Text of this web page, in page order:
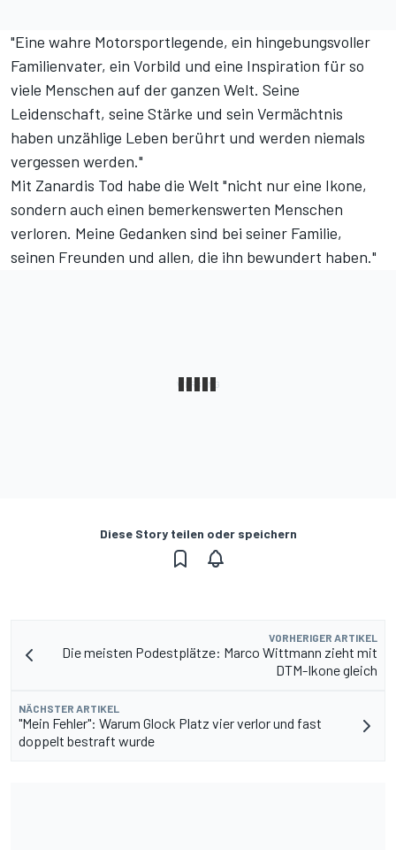
"Eine wahre Motorsportlegende, ein hingebungsvoller
Familienvater, ein Vorbild und eine Inspiration für so
viele Menschen auf der ganzen Welt. Seine
Leidenschaft, seine Stärke und sein Vermächtnis
haben unzählige Leben berührt und werden niemals
vergessen werden."
Mit Zanardis Tod habe die Welt "nicht nur eine Ikone,
sondern auch einen bemerkenswerten Menschen
verloren. Meine Gedanken sind bei seiner Familie,
seinen Freunden und allen, die ihn bewundert haben."
Diese Story teilen oder speichern
VORHERIGER ARTIKEL
Die meisten Podestplätze: Marco Wittmann zieht mit
DTM-Ikone gleich
NÄCHSTER ARTIKEL
"Mein Fehler": Warum Glock Platz vier verlor und fast
doppelt bestraft wurde